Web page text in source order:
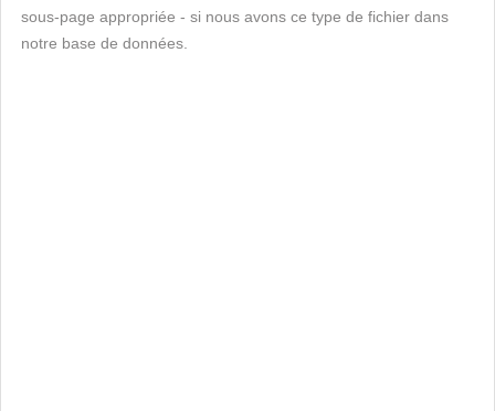
sous-page appropriée - si nous avons ce type de fichier dans
notre base de données.